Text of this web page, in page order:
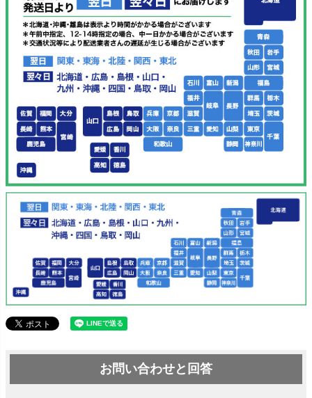
お問い合わせと回答